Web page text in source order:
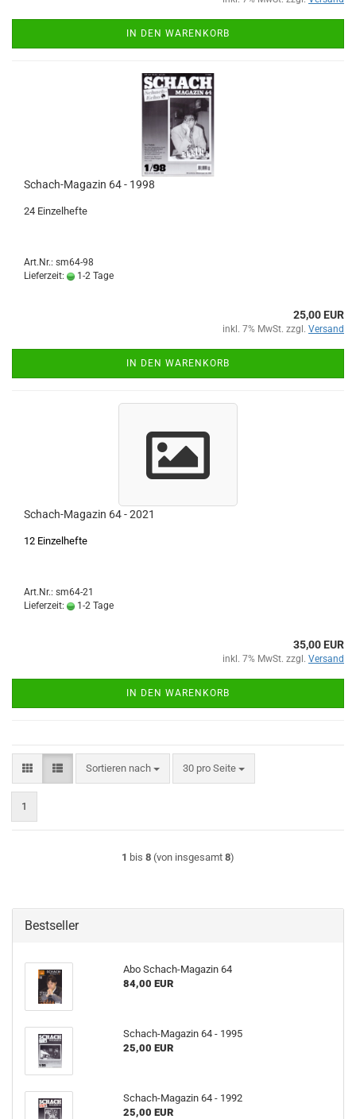
IN DEN WARENKORB
Schach-Magazin 64 - 1998
24 Einzelhefte
Art.Nr.: sm64-98
Lieferzeit:
1-2 Tage
25,00 EUR
inkl. 7% MwSt. zzgl. Versand
IN DEN WARENKORB
Schach-Magazin 64 - 2021
12 Einzelhefte
Art.Nr.: sm64-21
Lieferzeit:
1-2 Tage
35,00 EUR
inkl. 7% MwSt. zzgl. Versand
IN DEN WARENKORB
Sortieren nach
Sortieren nach 30 pro Seite
pro Seite
1
1 bis 8 (von insgesamt 8)
Bestseller
Abo Schach-Magazin 64
84,00 EUR
Schach-Magazin 64 - 1995
25,00 EUR
Schach-Magazin 64 - 1992
25,00 EUR